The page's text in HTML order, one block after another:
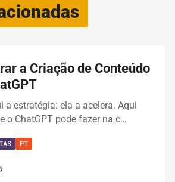
a Criação de Conteúdo
a estratégia: ela a acelera. Aqui
o ChatGPT pode fazer na c…
PT